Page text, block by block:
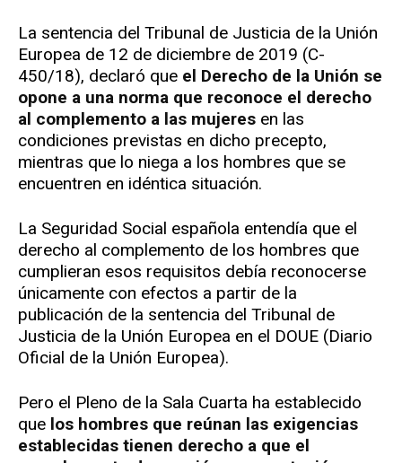
La sentencia del Tribunal de Justicia de la Unión
Europea de 12 de diciembre de 2019 (C-
450/18), declaró que el Derecho de la Unión se
opone a una norma que reconoce el derecho
al complemento a las mujeres en las
condiciones previstas en dicho precepto,
mientras que lo niega a los hombres que se
encuentren en idéntica situación.
La Seguridad Social española entendía que el
derecho al complemento de los hombres que
cumplieran esos requisitos debía reconocerse
únicamente con efectos a partir de la
publicación de la sentencia del Tribunal de
Justicia de la Unión Europea en el DOUE (Diario
Oficial de la Unión Europea).
Pero el Pleno de la Sala Cuarta ha establecido
que los hombres que reúnan las exigencias
establecidas tienen derecho a que el